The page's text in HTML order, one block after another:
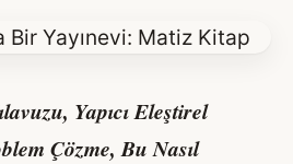
Yapıcı Eleştirel
Çözme, Bu Nasıl